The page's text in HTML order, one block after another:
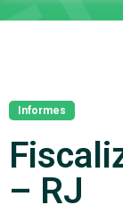
Informes
– RJ